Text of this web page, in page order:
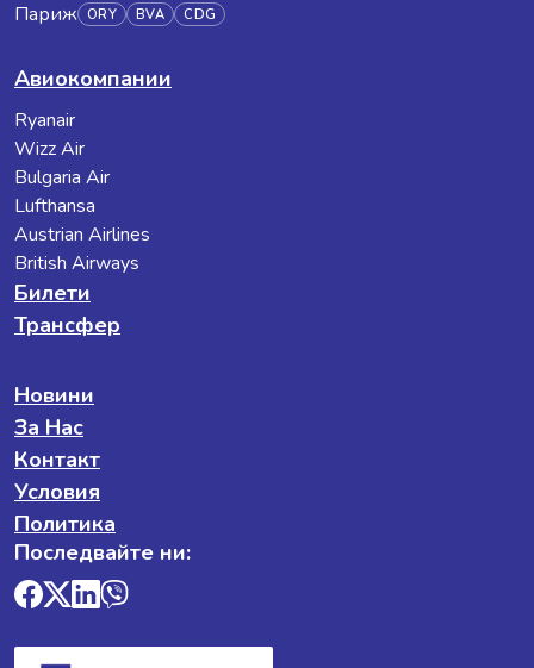
Париж ORY BVA CDG
Авиокомпании
Ryanair
Wizz Air
Bulgaria Air
Lufthansa
Austrian Airlines
British Airways
Билети
Трансфер
Новини
За Нас
Контакт
Условия
Политика
Последвайте ни: